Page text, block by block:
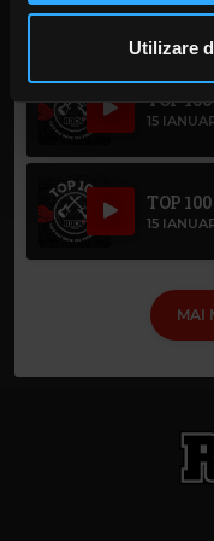
privire la modul în
pot combina cu alte
în urma folosirii
continuați să utilizați
cu utilizarea
Utilizare
15
TOP
15
TOP
15
MAI